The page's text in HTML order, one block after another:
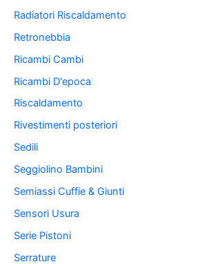
Radiatori Riscaldamento
Retronebbia
Ricambi Cambi
Ricambi D'epoca
Riscaldamento
Rivestimenti posteriori
Sedili
Seggiolino Bambini
Semiassi Cuffie & Giunti
Sensori Usura
Serie Pistoni
Serrature